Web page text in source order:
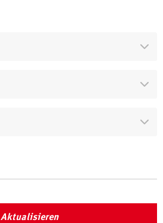
Aktualisieren